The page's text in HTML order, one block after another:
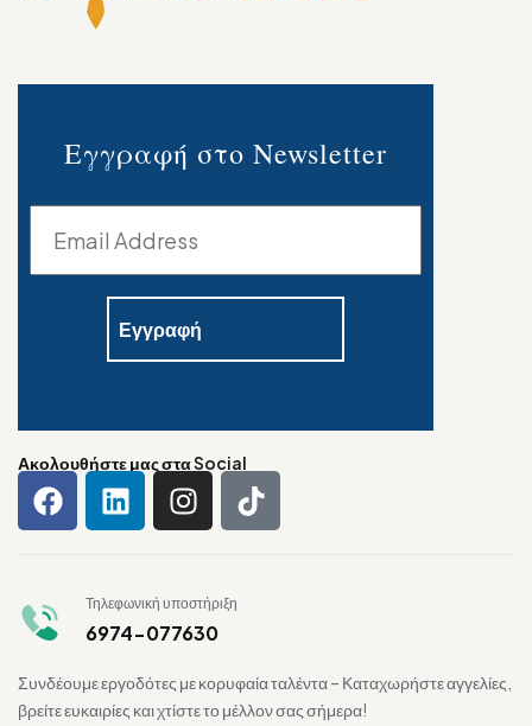
Εγγραφή στο Newsletter
Ακολουθήστε μας στα Social
Τηλεφωνική υποστήριξη
6974-077630
Συνδέουμε εργοδότες με κορυφαία ταλέντα – Καταχωρήστε αγγελίες,
βρείτε ευκαιρίες και χτίστε το μέλλον σας σήμερα!